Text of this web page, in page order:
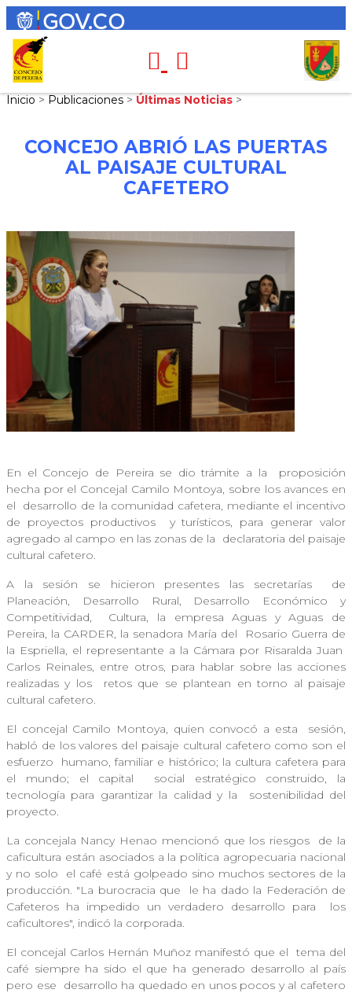
Inicio > Publicaciones > Últimas Noticias >
CONCEJO ABRIÓ LAS PUERTAS
AL PAISAJE CULTURAL
CAFETERO
En el Concejo de Pereira se dio trámite a la
proposición
hecha por el Concejal Camilo Montoya, sobre los avances en
el
desarrollo de la comunidad cafetera, mediante el incentivo
de proyectos productivos
y turísticos, para generar valor
agregado al campo en las zonas de la
declaratoria del paisaje
cultural cafetero.
A la sesión se hicieron presentes las secretarías
de
Planeación, Desarrollo Rural, Desarrollo Económico y
Competitividad,
Cultura, la empresa Aguas y Aguas de
Pereira, la CARDER, la senadora María del
Rosario Guerra de
la Espriella, el representante a la Cámara por Risaralda Juan
Carlos Reinales, entre otros, para hablar sobre las acciones
realizadas y los
retos que se plantean en torno al paisaje
cultural cafetero.
El concejal Camilo Montoya, quien convocó a esta
sesión,
habló de los valores del paisaje cultural cafetero como son el
esfuerzo
humano, familiar e histórico; la cultura cafetera para
el mundo; el capital
social estratégico construido, la
tecnología para garantizar la calidad y la
sostenibilidad del
proyecto.
La concejala Nancy Henao mencionó que los riesgos
de la
caficultura están asociados a la política agropecuaria nacional
y no solo
el café está golpeado sino muchos sectores de la
producción. "La burocracia que
le ha dado la Federación de
Cafeteros ha impedido un verdadero desarrollo para
los
caficultores", indicó la corporada.
El concejal Carlos Hernán Muñoz manifestó que el
tema del
café siempre ha sido el que ha generado desarrollo al país
pero ese
desarrollo ha quedado en unos pocos y al cafetero